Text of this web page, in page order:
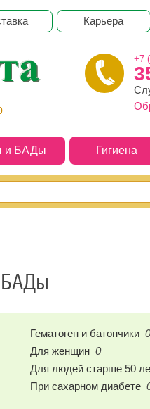
Карьера
+7
и БАДы Гигиена
БАДы
Гематоген и батончики
Для женщин 0
Для людей старше 50
При сахарном диабете